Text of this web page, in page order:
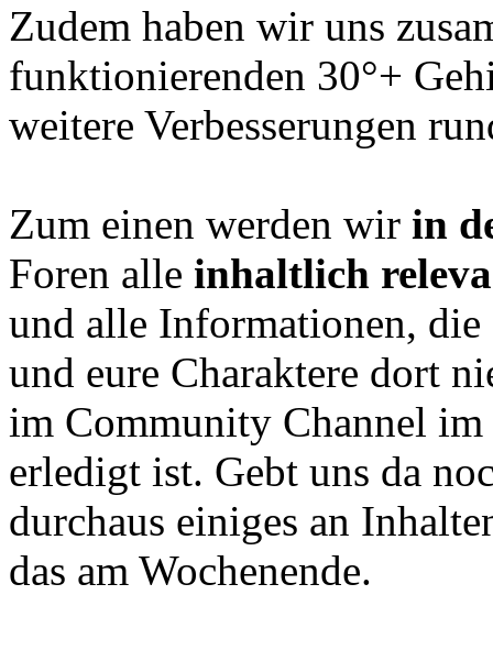
Zudem haben wir uns
funktionierenden 30°+
weitere Verbesserungen
Zum einen werden wir in
Foren alle inhaltlich
und alle Informationen,
und eure Charaktere dort
im Community Channel
erledigt ist. Gebt uns da
durchaus einiges an
das am Wochenende.